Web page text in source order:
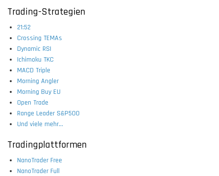
Trading-Strategien
21:52
Crossing TEMAs
Dynamic RSI
Ichimoku TKC
MACD Triple
Morning Angler
Morning Buy EU
Open Trade
Range Leader S&P500
Und viele mehr...
Tradingplattformen
NanoTrader Free
NanoTrader Full